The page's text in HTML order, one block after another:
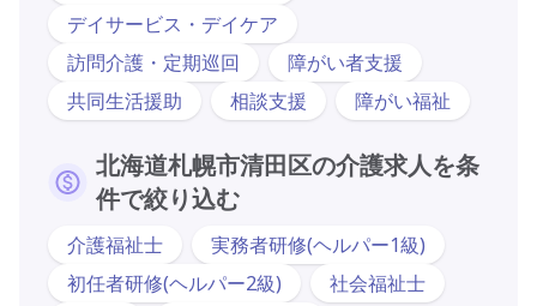
デイサービス・デイケア
訪問介護・定期巡回
障がい者支援
共同生活援助
相談支援 障がい福祉
北海道札幌市清田区の介護求人を条
件で絞り込む
介護福祉士
実務者研修(ヘルパー1級)
初任者研修(ヘルパー2級)
社会福祉士